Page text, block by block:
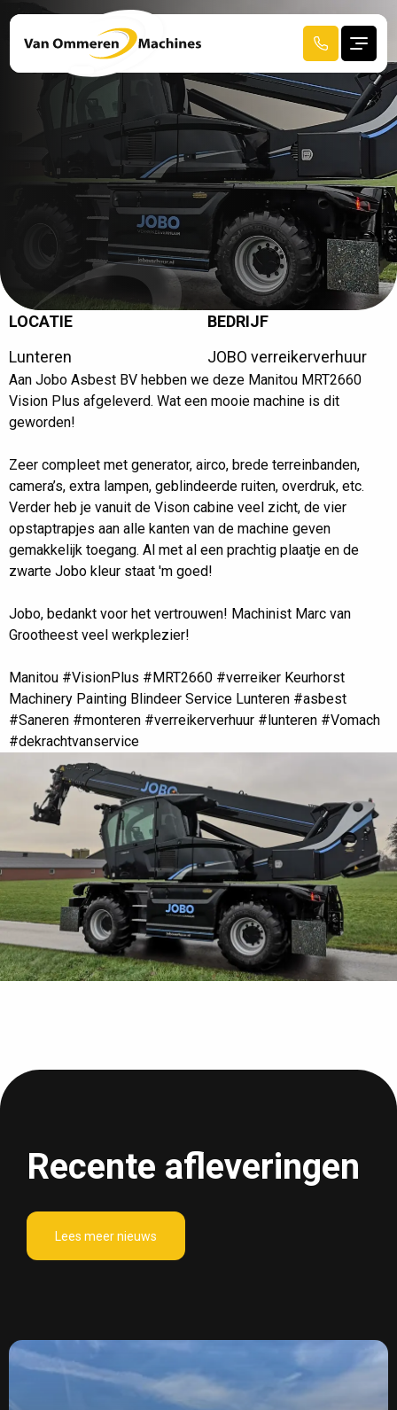
RECE LEVE
HOME
MANITOU MRT2660 VISION PLUS AFGELEVERD
LOCATIE
Lunteren
BEDRIJF
JOBO verreikerverhuur
Aan Jobo Asbest BV hebben we deze Manitou MRT2660
Vision Plus afgeleverd. Wat een mooie machine is dit
geworden!
Zeer compleet met generator, airco, brede terreinbanden,
camera’s, extra lampen, geblindeerde ruiten, overdruk, etc.
Verder heb je vanuit de Vison cabine veel zicht, de vier
opstaptrapjes aan alle kanten van de machine geven
gemakkelijk toegang. Al met al een prachtig plaatje en de
zwarte Jobo kleur staat 'm goed!
Jobo, bedankt voor het vertrouwen! Machinist Marc van
Grootheest veel werkplezier!
Manitou #VisionPlus #MRT2660 #verreiker Keurhorst
Machinery Painting Blindeer Service Lunteren #asbest
#Saneren #monteren #verreikerverhuur #lunteren #Vomach
#dekrachtvanservice
Recente afleveringen
Lees meer nieuws